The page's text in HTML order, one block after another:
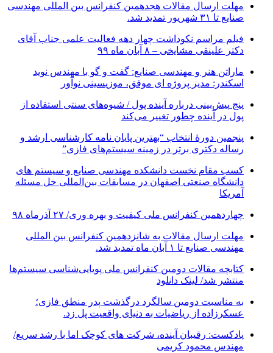
مهلت ارسال مقالات هجدهمین کنفرانس بین المللی مهندسی
صنایع تا ۳۱ شهریور تمدید شد.
فیلم مراسم نکوداشت چهار دهه فعالیت علمی جناب آقای
دکتر علینقی مشایخی – ۸ آبان ماه ۹۹
ماراتن هنر و مهندسی صنایع: گفت و گو با مهندس نوید
اسکندر: مدیر پروژه ای موفق، موزیسینی نوآور
پنج پیش‌بینی درباره آینده پول / شیوه‌های سنتی استفاده از
پول در آینده چطور تغییر می‌کند
پنجمین دورۀ انتخاب “بهترین پایان ­نامه کارشناسی­ ارشد و
رساله دکتری برتر در زمینه سیستم‌های فازی”
کسب مقام نخست دانشکده مهندسی صنایع و سیستم های
دانشگاه صنعتی اصفهان در مسابقات بین‌المللی حل مسئله
آمریکا
چهاردهمین کنفرانس ملی کیفیت و بهره وری/ ۲۷ آذرماه ۹۸
مهلت ارسال مقالات به شانزدهمین کنفرانس بین المللی
مهندسی صنایع تا ۱ آبان ماه تمدید شد.
کتابچه مقالات دومین کنفرانس ملی پویایی‌شناسی سیستم‌ها
منتشر شد/ لینک دانلود
به مناسبت دومین سالگرد درگذشت پدر منطق فازی؛
عسکرزاده از ریاضیات به دنیای واقعیت پل زد.
پادکست: رقیبان آینده، شرکت های کوچک اما با رشد سریع/
مهندس محمود کریمی